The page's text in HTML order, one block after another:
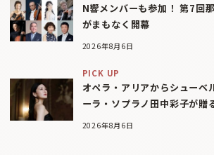
N響メンバーも参加！ 第7回
がまもなく開幕
2026年8月6日
PICK UP
オペラ・アリアからシューベ
ーラ・ソプラノ田中彩子が贈
2026年8月6日